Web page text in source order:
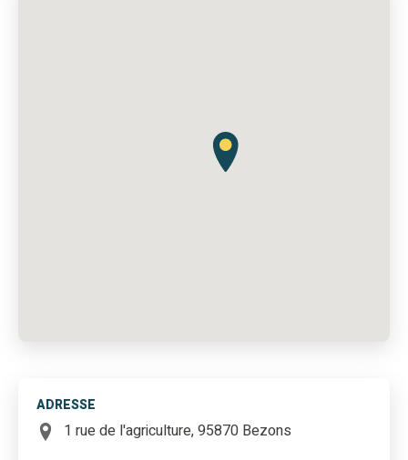
ADRESSE
1 rue de l'agriculture, 95870 Bezons